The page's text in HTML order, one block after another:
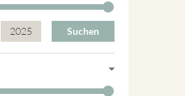
2025 Suchen